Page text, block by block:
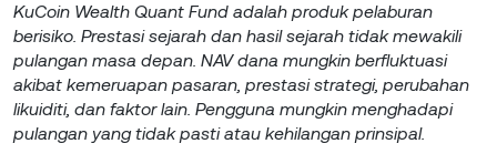
KuCoin Wealth Quant Fund adalah produk pelaburan
berisiko. Prestasi sejarah dan hasil sejarah tidak mewakili
pulangan masa depan. NAV dana mungkin berfluktuasi
akibat kemeruapan pasaran, prestasi strategi, perubahan
likuiditi, dan faktor lain. Pengguna mungkin menghadapi
pulangan yang tidak pasti atau kehilangan prinsipal.